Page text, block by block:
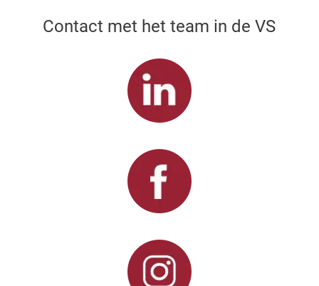
Contact met het team in de VS